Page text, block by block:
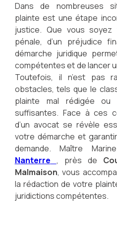
Dans de nombreuses
plainte est une étape
justice. Que vous soyez
pénale, d’un préjudice
démarche juridique
compétentes et de lancer
Toutefois, il n’est pas
obstacles, tels que le
plainte mal rédigée ou
suffisantes. Face à ces
d’un avocat se révèle
votre démarche et
demande. Maître
Nanterre , près de
Malmaison, vous
la rédaction de votre
juridictions compétentes.